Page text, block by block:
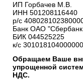
ИП Горбачев М.В.
ИНН 501208116440
р/с
Банк ОАО "Сбербанк
БИК 044525225
к/с
Обращаем Ваше
упрощенной
НДС.